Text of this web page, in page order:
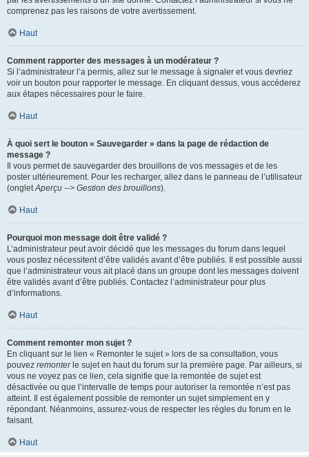
comprenez pas les raisons de votre avertissement.
Haut
Comment rapporter des messages à un modérateur ?
Si l’administrateur l’a permis, allez sur le message à signaler et vous devriez
voir un bouton pour rapporter le message. En cliquant dessus, vous accéderez
aux étapes nécessaires pour le faire.
Haut
À quoi sert le bouton « Sauvegarder » dans la page de rédaction de
message ?
Il vous permet de sauvegarder des brouillons de vos messages et de les
poster ultérieurement. Pour les recharger, allez dans le panneau de l’utilisateur
(ongletAperçu --> Gestion des brouillons).
Haut
Pourquoi mon message doit être validé ?
L’administrateur peut avoir décidé que les messages du forum dans lequel
vous postez nécessitent d’être validés avant d’être publiés. Il est possible aussi
que l’administrateur vous ait placé dans un groupe dont les messages doivent
être validés avant d’être publiés. Contactez l’administrateur pour plus
d’informations.
Haut
Comment remonter mon sujet ?
En cliquant sur le lien « Remonter le sujet » lors de sa consultation, vous
pouvez remonterle sujet en haut du forum sur la première page. Par ailleurs, si
vous ne voyez pas ce lien, cela signifie que la remontée de sujet est
désactivée ou que l’intervalle de temps pour autoriser la remontée n’est pas
atteint. Il est également possible de remonter un sujet simplement en y
répondant. Néanmoins, assurez-vous de respecter les règles du forum en le
faisant.
Haut